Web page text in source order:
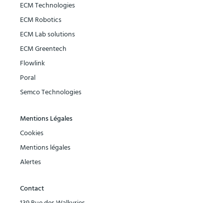
ECM Technologies
ECM Robotics
ECM Lab solutions
ECM Greentech
Flowlink
Poral
Semco Technologies
Mentions Légales
Cookies
Mentions légales
Alertes
Contact